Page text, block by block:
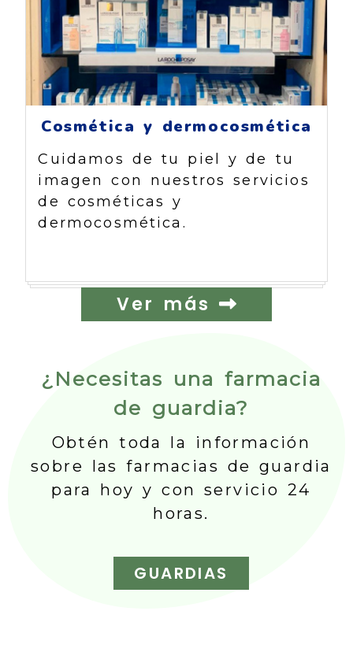
Cosmética y dermocosmética
Cuidamos de tu piel y de tu
imagen con nuestros servicios
de cosméticas y
dermocosmética.
Ver más
¿Necesitas una farmacia
de guardia?
Obtén toda la información
sobre las farmacias de guardia
para hoy y con servicio 24
horas.
GUARDIAS